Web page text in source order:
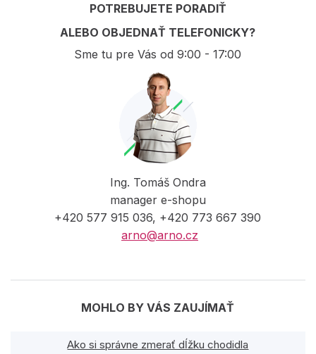
POTREBUJETE PORADIŤ
ALEBO OBJEDNAŤ TELEFONICKY?
Sme tu pre Vás od 9:00 - 17:00
Ing. Tomáš Ondra
manager e-shopu
+420 577 915 036, +420 773 667 390
arno@arno.cz
MOHLO BY VÁS ZAUJÍMAŤ
Ako si správne zmerať dĺžku chodidla